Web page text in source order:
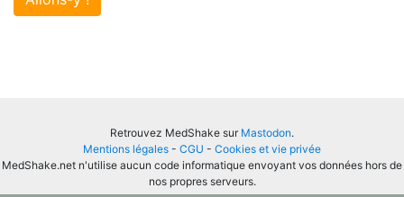
Retrouvez MedShake sur Mastodon.
Mentions légales - CGU - Cookies et vie privée
MedShake.net n'utilise aucun code informatique envoyant vos données hors de
nos propres serveurs.